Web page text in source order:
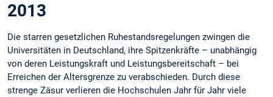
2013
Die starren gesetzlichen Ruhestandsregelungen zwingen die
Universitäten in Deutschland, ihre Spitzenkräfte – unabhängig
von deren Leistungskraft und Leistungsbereitschaft – bei
Erreichen der Altersgrenze zu verabschieden. Durch diese
strenge Zäsur verlieren die Hochschulen Jahr für Jahr viele